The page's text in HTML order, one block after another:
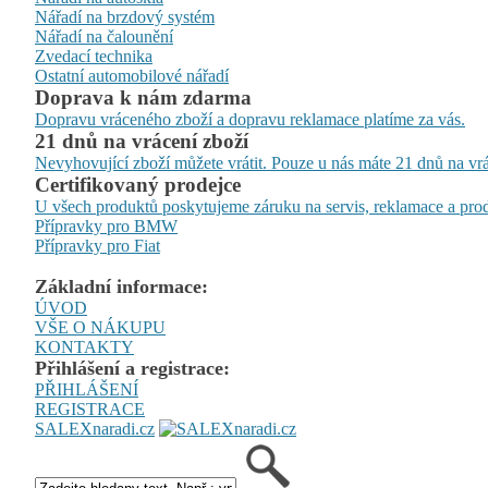
Nářadí na brzdový systém
Nářadí na čalounění
Zvedací technika
Ostatní automobilové nářadí
Doprava k nám zdarma
Dopravu vráceného zboží a dopravu reklamace platíme za vás.
21 dnů na vrácení zboží
Nevyhovující zboží můžete vrátit. Pouze u nás máte 21 dnů na
Certifikovaný prodejce
U všech produktů poskytujeme záruku na servis, reklamace a
Přípravky pro BMW
Přípravky pro Fiat
Základní informace:
ÚVOD
VŠE O NÁKUPU
KONTAKTY
Přihlášení a registrace:
PŘIHLÁŠENÍ
REGISTRACE
SALEXnaradi.cz